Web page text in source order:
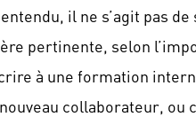
il ne s’agit pas
pertinente, selon
à une formation
collaborateur,